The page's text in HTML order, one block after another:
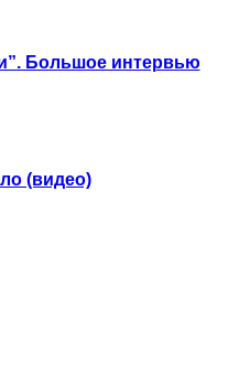
Большое интервью
(видео)